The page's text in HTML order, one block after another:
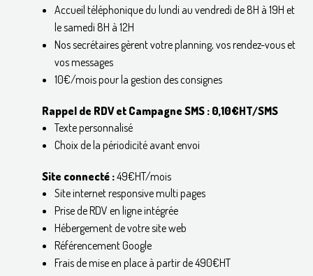
Accueil téléphonique du lundi au vendredi de 8H à 19H et
le samedi 8H à 12H
Nos secrétaires gèrent votre planning, vos rendez-vous et
vos messages
10€/mois pour la gestion des consignes
Rappel de RDV et Campagne SMS : 0,10€HT/SMS
Texte personnalisé
Choix de la périodicité avant envoi
Site connecté :49€HT/mois
Site internet responsive multi pages
Prise de RDV en ligne intégrée
Hébergement de votre site web
Référencement Google
Frais de mise en place à partir de 490€HT